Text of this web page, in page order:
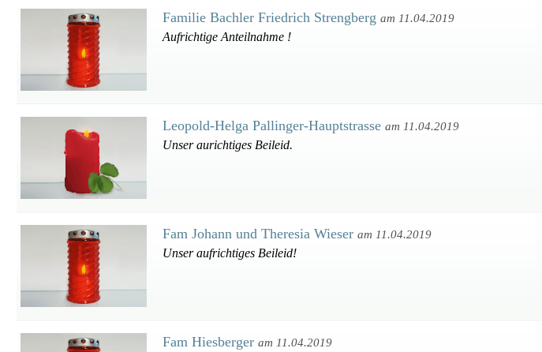
Familie Bachler Friedrich Strengberg am 11.04.2019
Aufrichtige Anteilnahme !
Leopold-Helga Pallinger-Hauptstrasse am 11.04.2019
Unser aurichtiges Beileid.
Fam Johann und Theresia Wieser am 11.04.2019
Unser aufrichtiges Beileid!
Fam Hiesberger am 11.04.2019